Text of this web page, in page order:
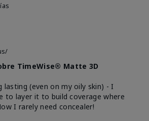
TimeWise® Matte 3D
lasting (even on my oily skin) - I
to layer it to build coverage where
I rarely need concealer!